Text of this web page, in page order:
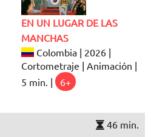
EN UN LUGAR DE LAS
MANCHAS
Colombia | 2026 |
Cortometraje | Animación |
5 min. |
6+
46 min.